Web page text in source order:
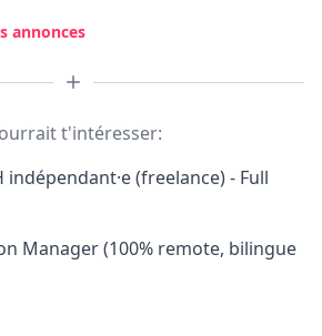
annonces
t'intéresser:
indépendant·e (freelance) - Full
Manager (100% remote, bilingue